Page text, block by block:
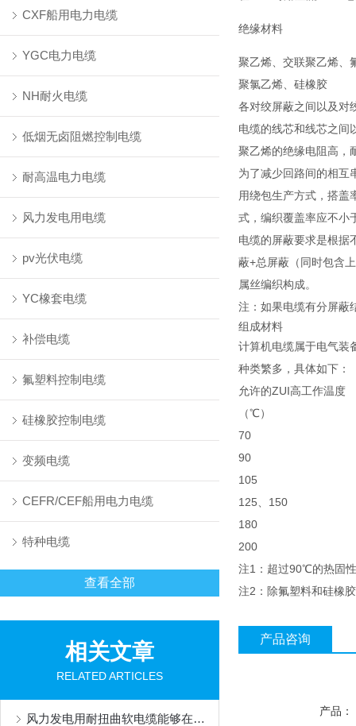
CXF船用电力电缆
YGC电力电缆
NH耐火电缆
低烟无卤阻燃控制电缆
耐高温电力电缆
风力发电用电缆
pv光伏电缆
YC橡套电缆
补偿电缆
氟塑料控制电缆
硅橡胶控制电缆
变频电缆
CEFR/CEF船用电力电缆
特种电缆
查看全部
相关文章
RELATED ARTICLES
风力发电用耐扭曲软电缆能够在设备运转时承受一定的扭转力
绝缘材料
聚乙烯、交联聚乙烯、
聚氯乙烯、硅橡胶
各对绞屏蔽之间以及对
电缆的线芯和线芯之间
聚乙烯的绝缘电阻高，
为了减少回路间的相互
用绕包生产方式，搭盖
式，编织覆盖率应不小
电缆的屏蔽要求是根据
蔽+总屏蔽（同时包含
属丝编织构成。
注：如果电缆有分屏蔽
组成材料
计算机电缆属于电气装
种类繁多，具体如下：
允许的ZUI高工作温度
（℃）
70
90
105
125、150
180
200
注1：超过90℃的热固
注2：除氟塑料和硅橡
产品咨询
产品：